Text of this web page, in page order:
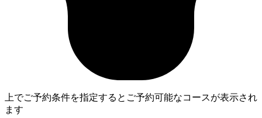
上でご予約条件を指定するとご予約可能なコースが表示され
ます